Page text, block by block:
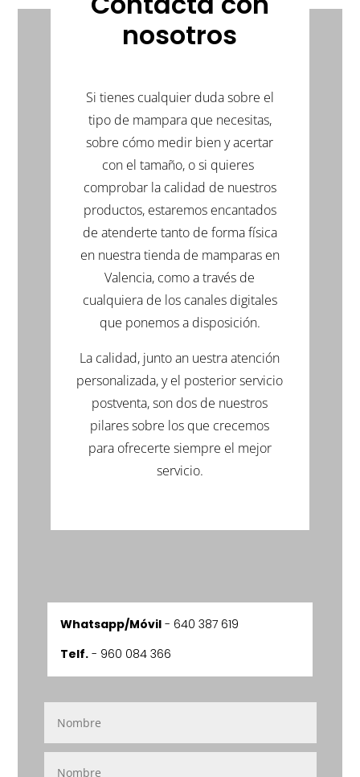
(Se (Se
en
una
nosotros
Si tienes cualquier duda sobre el
tipo de mampara que necesitas,
sobre cómo medir bien y acertar
con el tamaño, o si quieres
comprobar la calidad de nuestros
productos, estaremos encantados
de atenderte tanto de forma física
en nuestra tienda de mamparas en
Valencia, como a través de
cualquiera de los canales digitales
que ponemos a disposición.
La calidad, junto an uestra atención
personalizada, y el posterior servicio
postventa, son dos de nuestros
pilares sobre los que crecemos
para ofrecerte siempre el mejor
servicio.
Whatsapp/Móvil- 640 387 619
Telf.- 960 084 366